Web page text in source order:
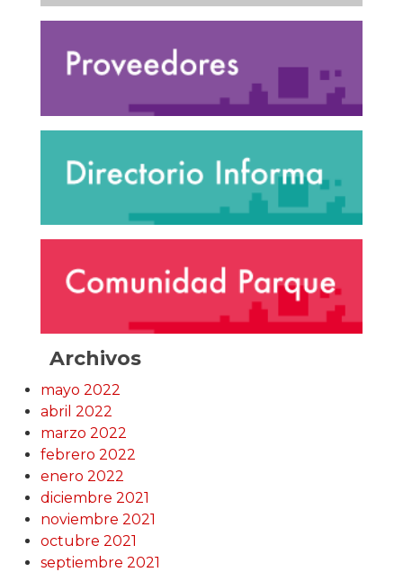
Archivos
mayo 2022
abril 2022
marzo 2022
febrero 2022
enero 2022
diciembre 2021
noviembre 2021
octubre 2021
septiembre 2021